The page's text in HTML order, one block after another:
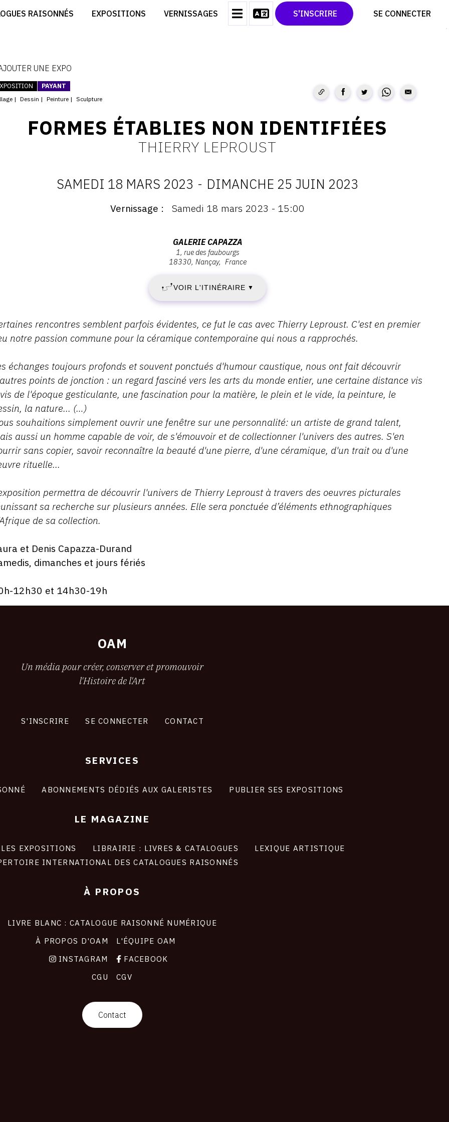
RAISONNÉS EXPOSITIONS VERNISSAGES S'INSCRIRE SE CONNECTER
CRÉER SON CATALOGUE D'EXPO
CONTACT
CGU
TWITTER
PINTEREST
UNE EXPO
PAYANT
Dessin Peinture Sculpture
FORMES ÉTABLIES NON IDENTIFIÉES
THIERRY LEPROUST
DATES
SAMEDI
18
MARS
2023
-
DIMANCHE
25
JUIN
2023
SAMEDI 18 MARS 2023 - DIMANCHE 25 JUIN 2023
Vernissage Samedi 18 mars 2023 - 15:00
des
faubourgs,
18330
GALERIE CAPAZZA
1, rue des faubourgs
18330 Nançay France
VOIR L'ITINÉRAIRE ▼
rencontres semblent parfois évidentes, ce fut le cas avec Thierry Leproust. C'est en premier
notre passion commune pour la céramique contemporaine qui nous a rapprochés.
échanges toujours profonds et souvent ponctués d'humour caustique, nous ont fait découvrir
points de jonction : un regard fasciné vers les arts du monde entier, une certaine distance vis
de l'époque gesticulante, une fascination pour la matière, le plein et le vide, la peinture, le
la nature... (…)
souhaitions simplement ouvrir une fenêtre sur une personnalité: un artiste de grand talent,
aussi un homme capable de voir, de s'émouvoir et de collectionner l'univers des autres. S'en
sans copier, savoir reconnaître la beauté d'une pierre, d'une céramique, d'un trait ou d'une
rituelle...
permettra de découvrir l'univers de Thierry Leproust à travers des oeuvres picturales
sa recherche sur plusieurs années. Elle sera ponctuée d’éléments ethnographiques
de sa collection.
et Denis Capazza-Durand
dimanches et jours fériés
12h30 et 14h30-19h
OAM
Un média pour créer, conserver et promouvoir
l'Histoire de l'Art
S'INSCRIRE SE CONNECTER CONTACT
SERVICES
ABONNEMENTS DÉDIÉS AUX GALERISTES PUBLIER SES EXPOSITIONS
LE MAGAZINE
LES EXPOSITIONS LIBRAIRIE : LIVRES & CATALOGUES
LEXIQUE ARTISTIQUE
INTERNATIONAL DES CATALOGUES RAISONNÉS
À PROPOS
LIVRE BLANC : CATALOGUE RAISONNÉ NUMÉRIQUE
À PROPOS D'OAM
L'ÉQUIPE OAM
INSTAGRAM
FACEBOOK
CGU
CGV
Contact